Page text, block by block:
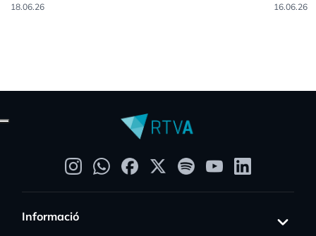
18.06.26 16.06.26
Informació